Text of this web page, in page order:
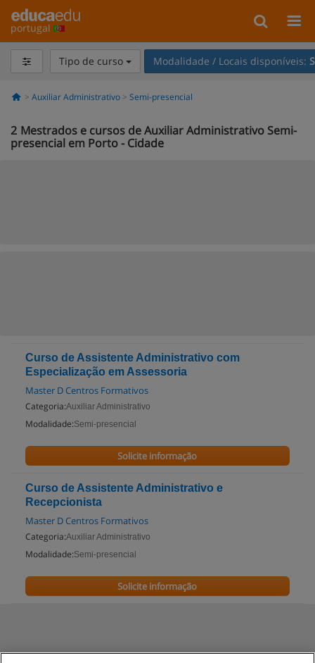
portugal
Tipo de curso Modalidade / Locais disponíveis:
Auxiliar Administrativo Semi-presencial
2 Mestrados e cursos de Auxiliar Administrativo Semi-
presencial em Porto - Cidade
Curso de Assistente Administrativo com
Especialização em Assessoria
Master D Centros Formativos
Categoria:Auxiliar Administrativo
Modalidade:Semi-presencial
Solicite informação
Curso de Assistente Administrativo e
Recepcionista
Master D Centros Formativos
Categoria:Auxiliar Administrativo
Modalidade:Semi-presencial
Solicite informação